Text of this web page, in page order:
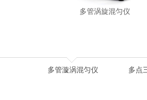
多管涡旋混匀仪
多管漩涡混匀仪 多点